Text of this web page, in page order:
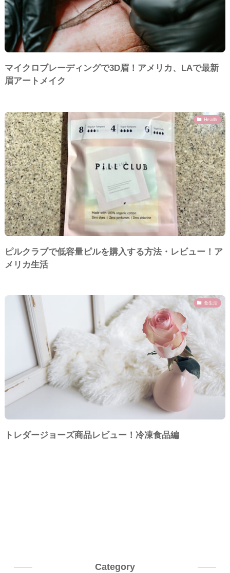
マイクロブレーディングで3D眉！アメリカ、LAで最新
眉アートメイク
Health
ピルクラブで低容量ピルを購入する方法・レビュー！ア
メリカ生活
食生活
トレダージョーズ商品レビュー！冷凍食品編
Category